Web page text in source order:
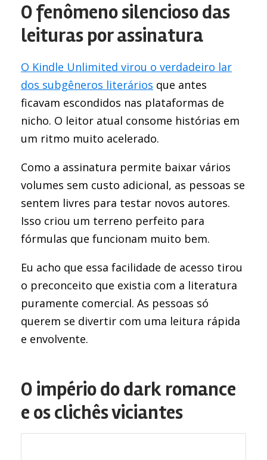
O fenômeno silencioso das
leituras por assinatura
O Kindle Unlimited virou o verdadeiro lar
dos subgêneros literários que antes
ficavam escondidos nas plataformas de
nicho. O leitor atual consome histórias em
um ritmo muito acelerado.
Como a assinatura permite baixar vários
volumes sem custo adicional, as pessoas se
sentem livres para testar novos autores.
Isso criou um terreno perfeito para
fórmulas que funcionam muito bem.
Eu acho que essa facilidade de acesso tirou
o preconceito que existia com a literatura
puramente comercial. As pessoas só
querem se divertir com uma leitura rápida
e envolvente.
O império do dark romance
e os clichês viciantes